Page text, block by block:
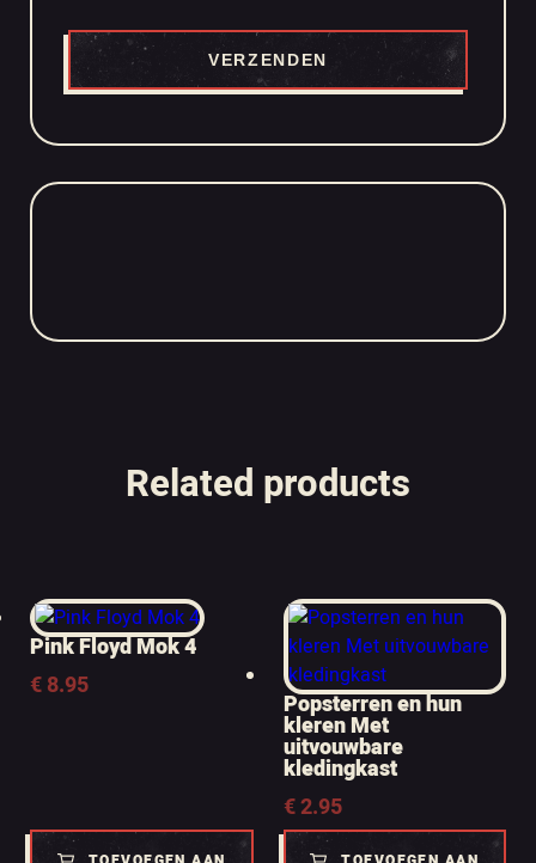
Related products
Pink Floyd Mok 4
€8.95
Popsterren en hun
kleren Met
uitvouwbare
kledingkast
€2.95